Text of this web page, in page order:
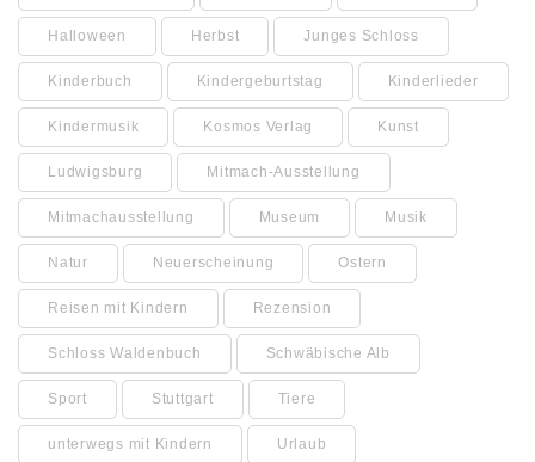
Halloween Herbst Junges Schloss
Kinderbuch Kindergeburtstag Kinderlieder
Kindermusik Kosmos Verlag Kunst
Ludwigsburg Mitmach-Ausstellung
Mitmachausstellung Museum Musik
Natur Neuerscheinung Ostern
Reisen mit Kindern Rezension
Schloss Waldenbuch Schwäbische Alb
Sport Stuttgart Tiere
unterwegs mit Kindern Urlaub